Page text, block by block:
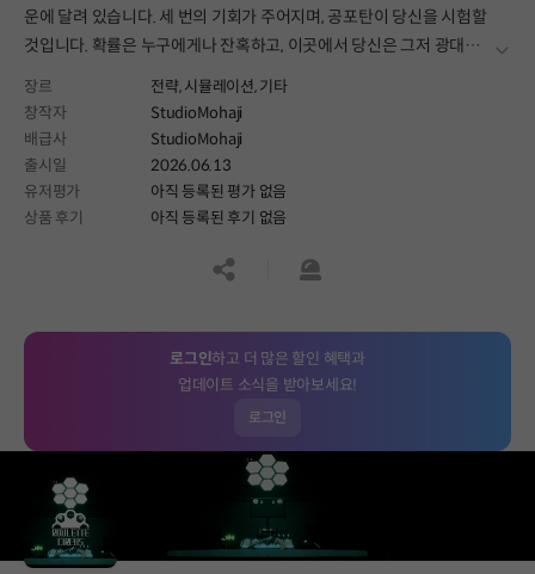
운에 달려 있습니다. 세 번의 기회가 주어지며, 공포탄이 당신을 시험할
것입니다. 확률은 누구에게나 잔혹하고, 이곳에서 당신은 그저 광대에
더보
장르 전략,시뮬레이션,기타
창작자
StudioMohaji
배급사
StudioMohaji
출시일
2026.06.13
유저평가
아직 등록된 평가 없음
상품 후기
아직 등록된 후기 없음
공유하기신고하기
로그인하고 더 많은 할인 혜택과
업데이트 소식을 받아보세요!
로그인